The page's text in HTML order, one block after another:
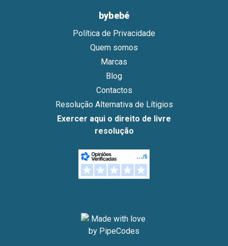
bybebé
Política de Privacidade
Quem somos
Marcas
Blog
Contactos
Resolução Alternativa de Lítigios
Exercer aqui o direito de livre
resolução